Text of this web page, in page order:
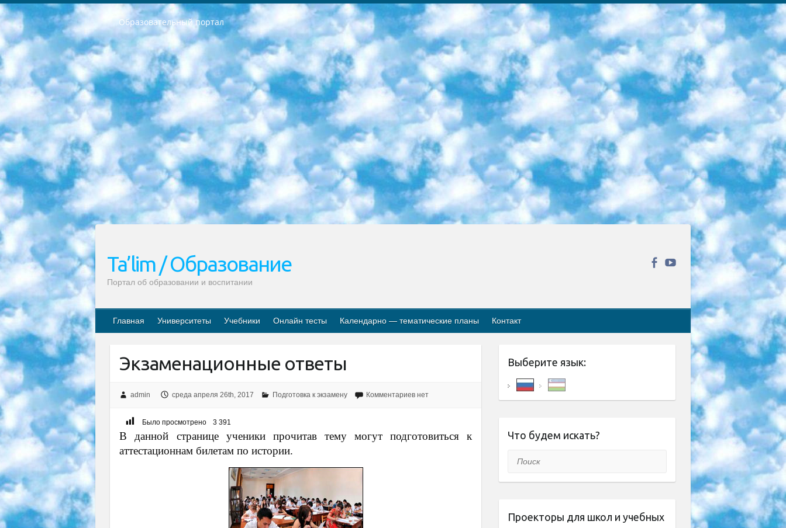
Образовательный портал
РЕСПУБЛИКА УЗБЕКИСТАН МИНИСТРЕРСТВО ДОШКОЛЬНОГО И ШКОЛЬНОГО ОБРАЗОВАНИЯ КОМАНДА в общеобразовательных учреждениях в 2023-2024 учебном году организация и проведение итоговой государственной аттестации обучающихся о Министра дошкольного и школьного образования Республики Узбекистан от 4 марта 2008 года (постановлением Минюста от 20 марта 2008 года № 1778 государственной регистрации) «Итоговое состояние учащихся общего среднего образования на основании положения об утверждении положения об аттестации общего среднего образования выпускной экзамен студентов в образовательных учреждениях в 2023-2024 учебном году В целях организации и прохождения аттестации приказываю: 1. Следующее: перечень предметов, по которым будет проводиться итоговая государственная аттестация и экзамен формы перевода согласно приложению 1; сертификаты международного образца, оценивающие уровень владения иностранными языками перечень согласно приложению 2; 2. Педагогический при специализированных образовательных учреждениях. научно-практический центр квалификации и международной оценки (Д.Давидова) 2024 г. До 25 марта: задания по предметам, по которым будет проводиться итоговая аттестация разработка и утверждение технических условий; итоговая аттестация на основании разработанного предметного задания разработка вопросов по предметам (устно и письменно), экзамен передача; общеобразовательные средние школы и специальные учебные заведения учащиеся выпускных классов школ и интернатов в агентской системе подготовка базы данных экзаменационных материалов и критериев оценки; перевод базы экзаменационных материалов на все языки обучения подать в Республиканский образовательный центр для изготовления; варианты экзаменов на основе разработанных контрольных материалов пусть будут поставлены задачи формирования. 3. Республиканский образовательный центр (Ш.Худайкулов) до 5 апреля 2024 года. до: база данных предоставленных экзаменационных материалов на все языки обучения перевод и экспертиза; для слепых, слабовидящих, глухих, слабослышащих и умственно отсталых детей учащиеся выпускных классов специализированных школ и школ-интернатов база данных экзаменационных материалов на всех преподаваемых языках подготовка критериев оценки; специализированные школы для умственно отсталых детей и технологии для учащихся выпускных классов школ-интернатов разработка соответствующих рекомендаций и критериев проведения ЕГЭ по естествознанию давать задания. 4. Педагогический при специализированных образовательных учреждениях. Научно-практический центр навыков и международной оценки (Д.Давидова), Республика образовательный центр (Худайкулов Ш.) итоговый государственный аттестационный экзамен ориентирован на творческое и логическое мышление при подготовке базы материалов учитывать введение заданий. 5. Следует отметить, что: сертификат государственного образца о знании общеобразовательного предмета и как минимум национальный уровень B1 по предметам на иностранных языках, указанным в Приложении 2. или международно признанный сертификат эквивалентного уровня студенты, изучающие определенный предмет, освобождаются от экзамена; по соответствующим предметам запланирована итоговая государственная аттестация за день до дня, путем жеребьевки Рабочей группой (в письменной форме по предметам, проводимым в форме) из числа сформированных вариантов выбрано 2 варианта; 2 выбранных варианта экзамена анонсированы на официальном сайте министерства и все выпускники по всей стране на основе этих вариантов проводит итоговую государственную аттестацию. 6. Государственное образование учащихся средних общеобразовательных учреждений. знания в соответствии с квалификационными требованиями, которые необходимо приобрести на основании стандартов итоговый (выпускной) контроль для 9 и 11 классов в целях тестирования Экзамены (далее – экзамены) состоят из предметов, перечисленных в приложении 1. будет сделано. 7. Экзамены пройдут с 26 мая по 15 июня 2024 г. (кроме науки физического воспитания). 8. Физическая для учащихся 9 классов общесредних образовательных учреждений. Экзамены по предмету «Образование, квалификация медицина» 1-6 мая 2024 года. сотрудники перевести под присмотр (с отклонениями в физическом или умственном развитии) специализированная школа для детей, школы-интернаты и со сколиозом школы-интернаты санаторного типа для больных детей исключены). 9. Он был слепым, слабовидящим и имел нарушения опорно-двигательного аппарата. экзамены в специализированных школах и интернатах для детей должны проводиться исходя из требований, предъявляемых к общеобразовательным учреждениям (физкультура кроме науки). 10. Специализированная школа для глухих и слабослышащих детей. и экзамены в интернатах и быть реализован в виде письменного теста по математике. 11. Специальность для умственно отсталых детей. Для 9 класса Родной язык и литературное письмо Государственный язык (язык обучения – узбекский). для неклассов) написано Математическое письмо Письменная/устная история Узбекистана Физическое воспитание практично Итоговый контроль Для 11 класса Написание родного языка и литературы (эссе) Математическое письмо Узбекский язык (обучение на узбекском языке) не посещающее общее среднее образование для учреждений)/Образовательное учреждение выбор письменный и устный Иностранный язык письменный/устный Письменная/устная история Узбекистана *По выбору студента:  Химия  Физика  Основы государственного права  География 10 бесплатных образовательных ресурсов - Мы составили подборку онлайн-проектов с интерактивными упражнениями, видеолекциями и статьями. Они помогут вам обрести новые и освежить старые знания бесплатно. 1. «ИНТУИТ» Старейшая образовательная площадка Рунета. Здесь вы найдёте сотни текстовых и видеокурсов на десятки различных тем — от программирования до психологии. Многие курсы подготовлены российскими университетами и крупными международными компаниями вроде Intel и Microsoft. Самостоятельное обучение бесплатное, но желающие могут оплатить услуги персональных наставников. 2. «Смартия» знакомит с актуальными профессиями и подсказывает, как им обучаться. Выбрав заинтересовавшую вас специальность — SMM-специалист, фотограф, веб-дизайнер или другую, — увидите список необходимых для неё умений. Чтобы вы могли освоить их самостоятельно, для каждого умения площадка отображает подборку ссылок на учебные материалы. Хотя «Смартия» ориентируется на русскоязычную аудиторию, часть контента всё же доступна только на английском. 3. «Лекторий Физтеха» Проект Московского физико-технического института (Физтеха). С его помощью вы можете смотреть онлайн серии лекций, записанные на видео в этом вузе. В числе доступных предметов — физика, биология, химия, информационные технологии и другие. К некоторым лекциям администрация ресурса прилагает готовые конспекты, которые можно скачивать в PDF-формате. 4. ITMOcourses Онлайн-площадка Санкт-Петербургского национального исследовательского университета информационных технологий, механики и оптики (ИТМО). Ресурс предоставляет свободный доступ к курсам, разработанным в этом вузе. Каталог материалов разбит на четыре категории: «Оптические системы и технологии», «Приборостроение и робототехника», «Информационные технологии» и «Биотехнологии». Курсы состоят из видеолекций, интерактивных демонстраций и заданий. 5. «КиберЛенинка» Электронная научная библиотека открытого доступа. Каталог площадки регулярно обрастает текстами статей из различных научных изданий. Сгруппированные по журналам и рубрикам публикации можно читать онлайн или скачивать целиком в PDF-формате. Проект нацелен на популяризацию науки за счёт открытого доступа к качественной информации. 6. «ПостНаука» На этом ресурсе публикуют подборки видеолекций, составленные экспертами из разных отраслей и объединённые общими темами. Среди них, к примеру, есть серии «Биоинформатика и геномика», «Культура средневековой Скандинавии» и Cinema Studies о теории кино. Каждая подборка лекций — логически связанная история, рассказанная экспертом от первого лица. Кроме того, на сайте появляются научно-образовательные статьи и тесты на разные темы. 7. «Newочём» Команда проекта «Newочём» отбирает самые интересные тексты из англоязычных СМИ и переводит те из них, за которые голосуют участники сообщества «ВКонтакте». По большей части это научно-популярные статьи. Редакторы придумывают лишь заголовки, в остальном содержание переводов соответствует оригиналам. Полные тексты можно читать прямо в социальной сети. 8. InternetUrok Онлайн-база материалов по основным дисциплинам школьной программы. Информация на сайте структурирована по классам, предметам и темам (урокам). Каждый урок состоит из видеолекций и конспектов. Есть также интерактивные тренажёры и тесты для закрепления пройденного материала. Даже если вы давно окончили школу, возможность повторить программу старших классов всегда может пригодиться. 9. Edutainme Ещё один ресурс об образовании. В отличие от Newtonew, как мне кажется, Edutainme больше ориентируется на представителей индустрии: педагогов, предпринимателей, разработчиков образовательных проектов. Но и любой, кто просто стремится к саморазвитию, найдёт на сайте много полезного и интересного для себя. Например, информацию о новых курсах и образовательных сервисах. 10. Newtonew Онлайн-медиа об образовании и обучении в широком смысле. Авторы Newtonew пишут об инструментах, заведениях, тактиках и стратегиях, которые помогают учить других и получать новые знания самостоятельно. На этой площадке вы найдёте новости, обзоры, аналитические мат
Ta’lim / Образование
Портал об образовании и воспитании
Главная Университеты Учебники Онлайн тесты Календарно — тематические планы Контакт
Экзаменационные ответы
admin среда апреля 26th, 2017 Подготовка к экзамену Комментариев нет
Было просмотрено 3 391
В данной странице ученики прочитав тему могут подготовиться к
аттестационнам билетам по истории.
Выберите язык:
Что будем искать?
Поиск
Проекторы для школ и учебных